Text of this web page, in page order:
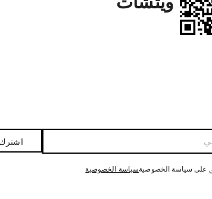
اشترك
على سياسة الخصوصيةسياسة الخصوصية